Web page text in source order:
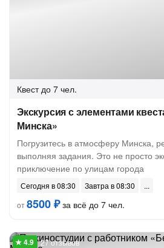
Квест до 7 чел.
Экскурсия с элементами
Минска»
Погрузитесь в атмосферу Минска,
выполняя задания. Это не просто
приключение по улицам города
Сегодня в 08:30
Завтра в 08:30
от8500 ₽за всё до 7 чел.
27 отзывов